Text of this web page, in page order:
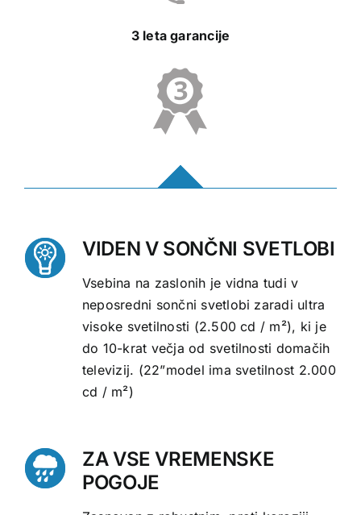
3 leta garancije
VIDEN V SONČNI SVETLOBI
Vsebina na zaslonih je vidna tudi v
neposredni sončni svetlobi zaradi ultra
visoke svetilnosti (2.500 cd / m²), ki je
do 10-krat večja od svetilnosti domačih
televizij. (22”model ima svetilnost 2.000
cd / m²)
ZA VSE VREMENSKE
POGOJE